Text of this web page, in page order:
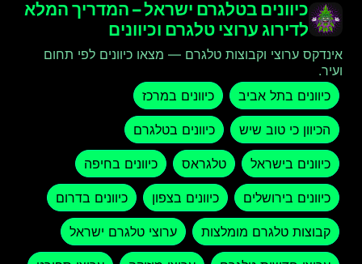
כיוונים בטלגרם ישראל – המדריך המלא
לדירוג ערוצי טלגרם וכיוונים
אינדקס ערוצי וקבוצות טלגרם — מצאו כיוונים לפי תחום
ועיר.
כיוונים בתל אביב
כיוונים במרכז
הכיוון כי טוב שיש כיוונים בטלגרם
כיוונים בישראל טלגראס כיוונים בחיפה
כיוונים בירושלים כיוונים בצפון כיוונים בדרום
קבוצות טלגרם מומלצות ערוצי טלגרם ישראל